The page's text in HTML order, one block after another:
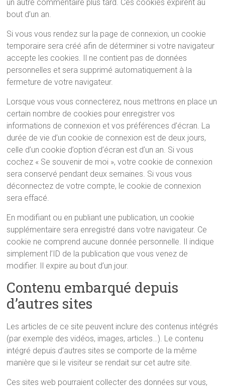
un autre commentaire plus tard. Ces cookies expirent au
bout d’un an.
Si vous vous rendez sur la page de connexion, un cookie
temporaire sera créé afin de déterminer si votre navigateur
accepte les cookies. Il ne contient pas de données
personnelles et sera supprimé automatiquement à la
fermeture de votre navigateur.
Lorsque vous vous connecterez, nous mettrons en place un
certain nombre de cookies pour enregistrer vos
informations de connexion et vos préférences d’écran. La
durée de vie d’un cookie de connexion est de deux jours,
celle d’un cookie d’option d’écran est d’un an. Si vous
cochez « Se souvenir de moi », votre cookie de connexion
sera conservé pendant deux semaines. Si vous vous
déconnectez de votre compte, le cookie de connexion
sera effacé.
En modifiant ou en publiant une publication, un cookie
supplémentaire sera enregistré dans votre navigateur. Ce
cookie ne comprend aucune donnée personnelle. Il indique
simplement l’ID de la publication que vous venez de
modifier. Il expire au bout d’un jour.
Contenu embarqué depuis
d’autres sites
Les articles de ce site peuvent inclure des contenus intégrés
(par exemple des vidéos, images, articles…). Le contenu
intégré depuis d’autres sites se comporte de la même
manière que si le visiteur se rendait sur cet autre site.
Ces sites web pourraient collecter des données sur vous,